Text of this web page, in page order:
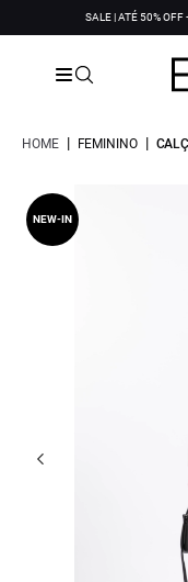
SALE | ATÉ 50% OFF
HOME | FEMININO |
NEW-IN